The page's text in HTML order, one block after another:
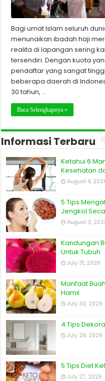
Bagi umat Islam seluruh
menunaikan ibadah haji
realita di lapangan sering
tersendiri. Dengan kuota
pendaftar yang sangat
beberapa daerah di
30 tahun, …
Baca Selengkapnya »
Informasi Terbaru
Ketahui 6
Kesehatan
August 4,
5 Tips
Jengkol
August 3,
Kandungan
Untuk Tubuh
July 31, 2026
Manfaat
Hamil
July 30, 2026
4 Tips
July 28, 2026
5 Tips Diet
July 27, 2026